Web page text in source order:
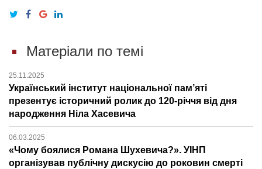
Матеріали по темі
25.11.2025
Український інститут національної пам’яті
презентує історичний ролик до 120-річчя від дня
народження Ніла Хасевича
06.03.2025
«Чому боялися Романа Шухевича?». УІНП
організував публічну дискусію до роковин смерті